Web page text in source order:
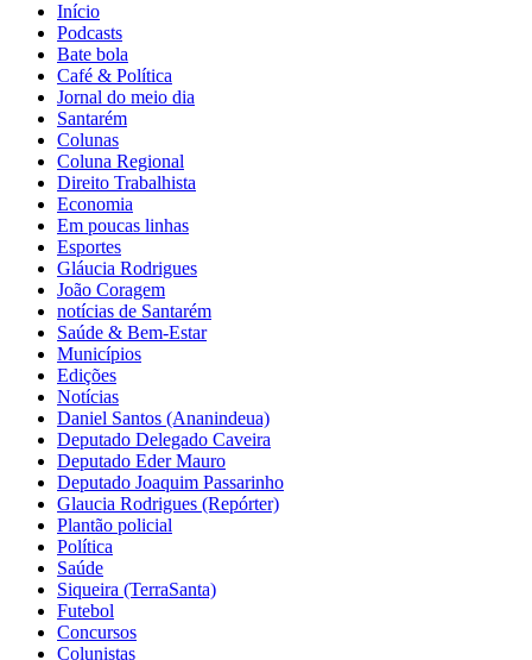
Início
Podcasts
Bate bola
Café & Política
Jornal do meio dia
Santarém
Colunas
Coluna Regional
Direito Trabalhista
Economia
Em poucas linhas
Esportes
Gláucia Rodrigues
João Coragem
notícias de Santarém
Saúde & Bem-Estar
Municípios
Edições
Notícias
Daniel Santos (Ananindeua)
Deputado Delegado Caveira
Deputado Eder Mauro
Deputado Joaquim Passarinho
Glaucia Rodrigues (Repórter)
Plantão policial
Política
Saúde
Siqueira (TerraSanta)
Futebol
Concursos
Colunistas